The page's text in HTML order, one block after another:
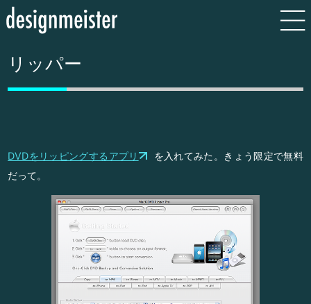
リッパー
DVDをリッピングするアプリ
を入れてみた。きょう限定で無料
だって。